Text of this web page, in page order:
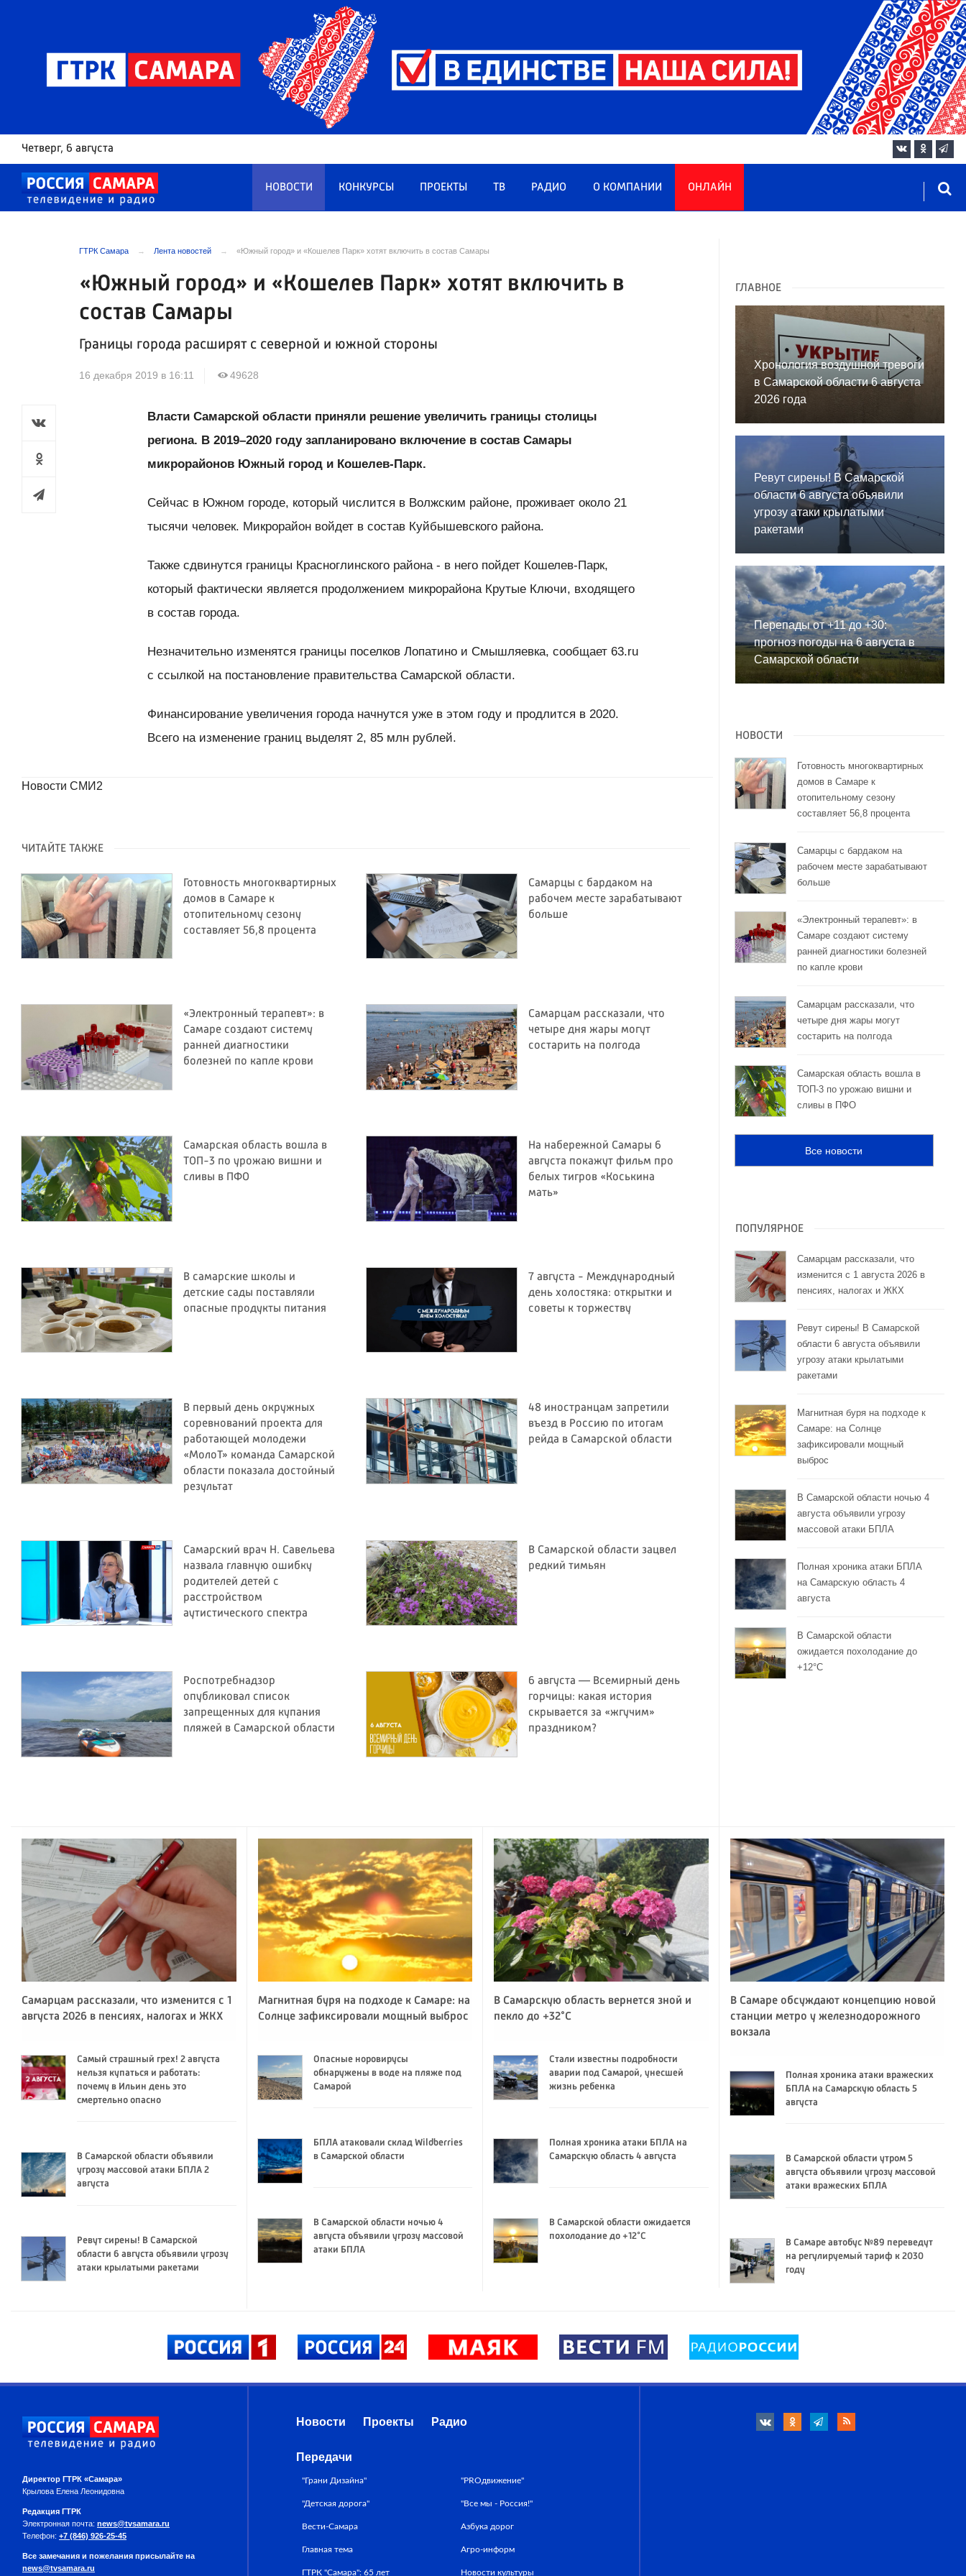
Четверг, 6 августа
НОВОСТИ КОНКУРСЫ ПРОЕКТЫ ТВ РАДИО О КОМПАНИИ ОНЛАЙН
ГТРК Самара Лента новостей «Южный город» и «Кошелев Парк» хотят включить в состав Самары
«Южный город» и «Кошелев Парк» хотят включить в
состав Самары
Границы города расширят с северной и южной стороны
16 декабря 2019 в 16:11 49628
Власти Самарской области приняли решение увеличить границы столицы
региона. В 2019–2020 году запланировано включение в состав Самары
микрорайонов Южный город и Кошелев-Парк.
Сейчас в Южном городе, который числится в Волжским районе, проживает около 21
тысячи человек. Микрорайон войдет в состав Куйбышевского района.
Также сдвинутся границы Красноглинского района - в него пойдет Кошелев-Парк,
который фактически является продолжением микрорайона Крутые Ключи, входящего
в состав города.
Незначительно изменятся границы поселков Лопатино и Смышляевка, сообщает 63.ru
с ссылкой на постановление правительства Самарской области.
Финансирование увеличения города начнутся уже в этом году и продлится в 2020.
Всего на изменение границ выделят 2, 85 млн рублей.
Новости СМИ2
ЧИТАЙТЕ ТАКЖЕ
Готовность многоквартирных
домов в Самаре к
отопительному сезону
составляет 56,8 процента
Самарцы с бардаком на
рабочем месте зарабатывают
больше
«Электронный терапевт»: в
Самаре создают систему
ранней диагностики
болезней по капле крови
Самарцам рассказали, что
четыре дня жары могут
состарить на полгода
Самарская область вошла в
ТОП-3 по урожаю вишни и
сливы в ПФО
На набережной Самары 6
августа покажут фильм про
белых тигров «Коськина
мать»
В самарские школы и
детские сады поставляли
опасные продукты питания
7 августа - Международный
день холостяка: открытки и
советы к торжеству
В первый день окружных
соревнований проекта для
работающей молодежи
«МолоТ» команда Самарской
области показала достойный
результат
48 иностранцам запретили
въезд в Россию по итогам
рейда в Самарской области
Самарский врач Н. Савельева
назвала главную ошибку
родителей детей с
расстройством
аутистического спектра
В Самарской области зацвел
редкий тимьян
Роспотребнадзор
опубликовал список
запрещенных для купания
пляжей в Самарской области
6 августа — Всемирный день
горчицы: какая история
скрывается за «жгучим»
праздником?
ГЛАВНОЕ
Хронология воздушной тревоги
в Самарской области 6 августа
2026 года
Ревут сирены! В Самарской
области 6 августа объявили
угрозу атаки крылатыми
ракетами
Перепады от +11 до +30:
прогноз погоды на 6 августа в
Самарской области
НОВОСТИ
Готовность многоквартирных
домов в Самаре к
отопительному сезону
составляет 56,8 процента
Самарцы с бардаком на
рабочем месте зарабатывают
больше
«Электронный терапевт»: в
Самаре создают систему
ранней диагностики болезней
по капле крови
Самарцам рассказали, что
четыре дня жары могут
состарить на полгода
Самарская область вошла в
ТОП-3 по урожаю вишни и
сливы в ПФО
Все новости
ПОПУЛЯРНОЕ
Самарцам рассказали, что
изменится с 1 августа 2026 в
пенсиях, налогах и ЖКХ
Ревут сирены! В Самарской
области 6 августа объявили
угрозу атаки крылатыми
ракетами
Магнитная буря на подходе к
Самаре: на Солнце
зафиксировали мощный
выброс
В Самарской области ночью 4
августа объявили угрозу
массовой атаки БПЛА
Полная хроника атаки БПЛА
на Самарскую область 4
августа
В Самарской области
ожидается похолодание до
+12°C
Самарцам рассказали, что изменится с 1
августа 2026 в пенсиях, налогах и ЖКХ
Самый страшный грех! 2 августа
нельзя купаться и работать:
почему в Ильин день это
смертельно опасно
В Самарской области объявили
угрозу массовой атаки БПЛА 2
августа
Ревут сирены! В Самарской
области 6 августа объявили угрозу
атаки крылатыми ракетами
Магнитная буря на подходе к Самаре: на
Солнце зафиксировали мощный выброс
Опасные норовирусы
обнаружены в воде на пляже под
Самарой
БПЛА атаковали склад Wildberries
в Самарской области
В Самарской области ночью 4
августа объявили угрозу массовой
атаки БПЛА
В Самарскую область вернется зной и
пекло до +32°C
Стали известны подробности
аварии под Самарой, унесшей
жизнь ребенка
Полная хроника атаки БПЛА на
Самарскую область 4 августа
В Самарской области ожидается
похолодание до +12°C
В Самаре обсуждают концепцию новой
станции метро у железнодорожного
вокзала
Полная хроника атаки вражеских
БПЛА на Самарскую область 5
августа
В Самарской области утром 5
августа объявили угрозу массовой
атаки вражеских БПЛА
В Самаре автобус №89 переведут
на регулируемый тариф к 2030
году
Директор ГТРК «Самара»
Крылова Елена Леонидовна
Редакция ГТРК
Электронная почта: news@tvsamara.ru
Телефон: +7 (846) 926-25-45
Все замечания и пожелания присылайте на
news@tvsamara.ru
Новости Проекты Радио
Передачи
"Грани Дизайна"
"Детская дорога"
Вести-Самара
Главная тема
ГТРК "Самара": 65 лет
"PROдвижение"
"Все мы - Россия!"
Азбука дорог
Агро-информ
Новости культуры